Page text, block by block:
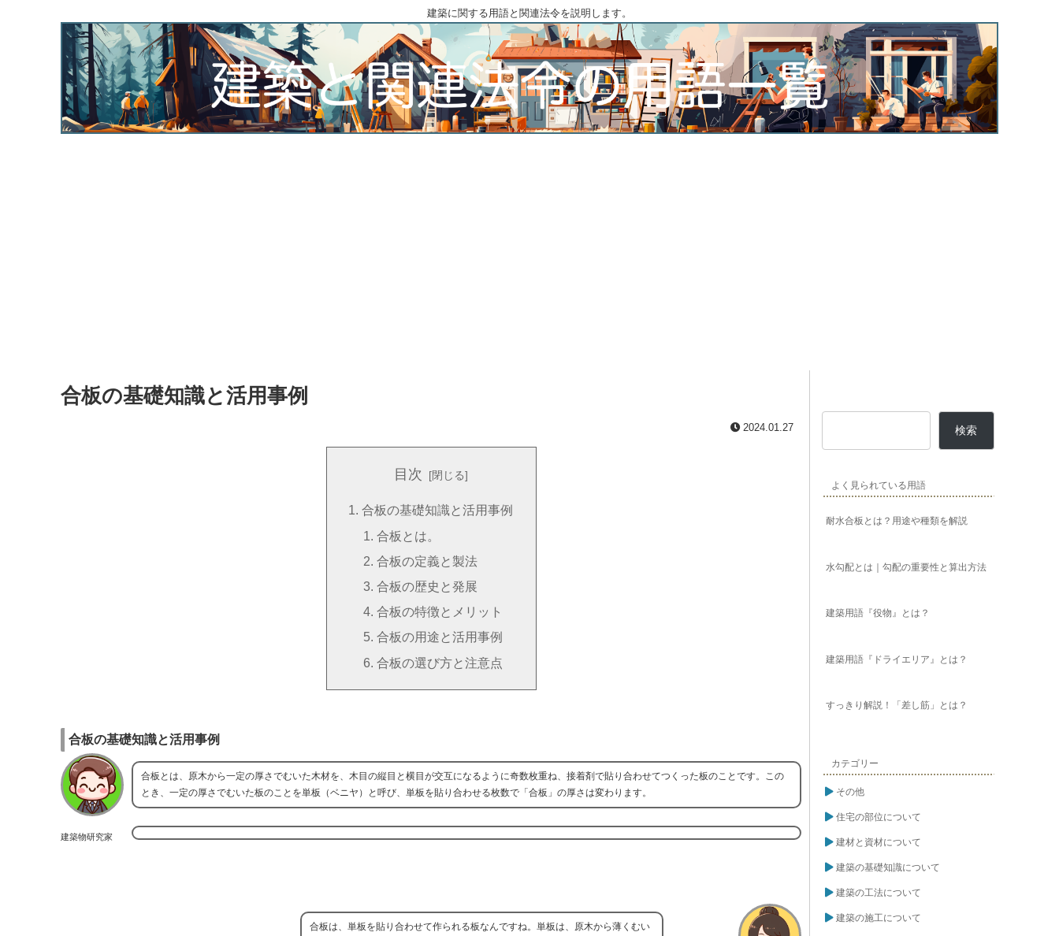
建築に関する用語と関連法令を説明します。
合板の基礎知識と活用事例
2024.01.27
目次
合板の基礎知識と活用事例
合板とは。
合板の定義と製法
合板の歴史と発展
合板の特徴とメリット
合板の用途と活用事例
合板の選び方と注意点
合板の基礎知識と活用事例
建築物研究家
合板とは、原木から一定の厚さでむいた木材を、木目の縦目と横目が交互になるように奇数枚重ね、接着剤で貼り合わせてつくった板のことです。この
とき、一定の厚さでむいた板のことを単板（ベニヤ）と呼び、単板を貼り合わせる枚数で「合板」の厚さは変わります。
合板は、単板を貼り合わせて作られる板なんですね。単板は、原木から薄くむい
検索
よく見られている用語
耐水合板とは？用途や種類を解説
水勾配とは｜勾配の重要性と算出方法
建築用語『役物』とは？
建築用語『ドライエリア』とは？
すっきり解説！「差し筋」とは？
カテゴリー
その他
住宅の部位について
建材と資材について
建築の基礎知識について
建築の工法について
建築の施工について